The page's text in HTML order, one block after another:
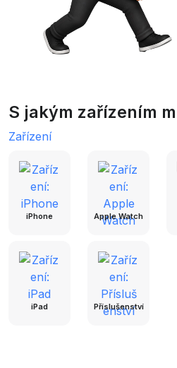
S jakým zařízením
Zařízení
iPhone Apple Watch
iPad Příslušenství